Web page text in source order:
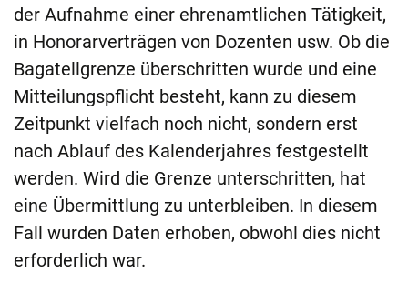
der Aufnahme einer ehrenamtlichen Tätigkeit,
in Honorarverträgen von Dozenten usw. Ob die
Bagatellgrenze überschritten wurde und eine
Mitteilungspflicht besteht, kann zu diesem
Zeitpunkt vielfach noch nicht, sondern erst
nach Ablauf des Kalenderjahres festgestellt
werden. Wird die Grenze unterschritten, hat
eine Übermittlung zu unterbleiben. In diesem
Fall wurden Daten erhoben, obwohl dies nicht
erforderlich war.